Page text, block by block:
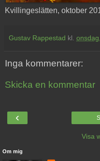
Kvillingeslätten, oktober
Gustav Rappestad kl.
Inga kommentarer:
Skicka en kommentar
‹
Visa
Om mig